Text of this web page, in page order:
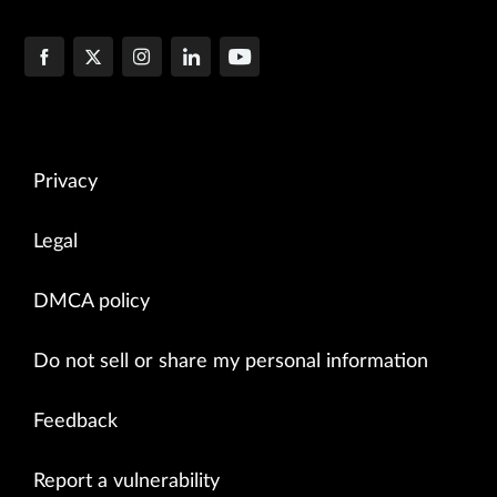
Privacy
Legal
DMCA policy
Do not sell or share my personal information
Feedback
Report a vulnerability